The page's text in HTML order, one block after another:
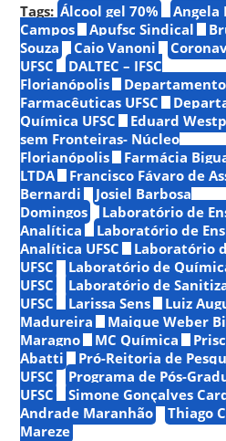
Tags: Álcool gel 70%
Angela
Campos
Apufsc Sindical
Souza
Caio Vanoni
UFSC
DALTEC – IFSC
Florianópolis
Farmacêuticas UFSC
Química UFSC
Eduard
sem Fronteiras- Núcleo
Florianópolis
Farmácia
LTDA
Francisco Fávaro de
Bernardi
Josiel Barbosa
Domingos
Laboratório de
Analítica
Laboratório de
Analítica UFSC
Laboratório
UFSC
Laboratório de
UFSC
Laboratório de
UFSC
Larissa Sens
Luiz
Madureira
Maique Weber
Maragno
MC Química
Abatti
Pró-Reitoria de
UFSC
Programa de Pós-
UFSC
Simone Gonçalves
Andrade Maranhão
Thiago
Mareze